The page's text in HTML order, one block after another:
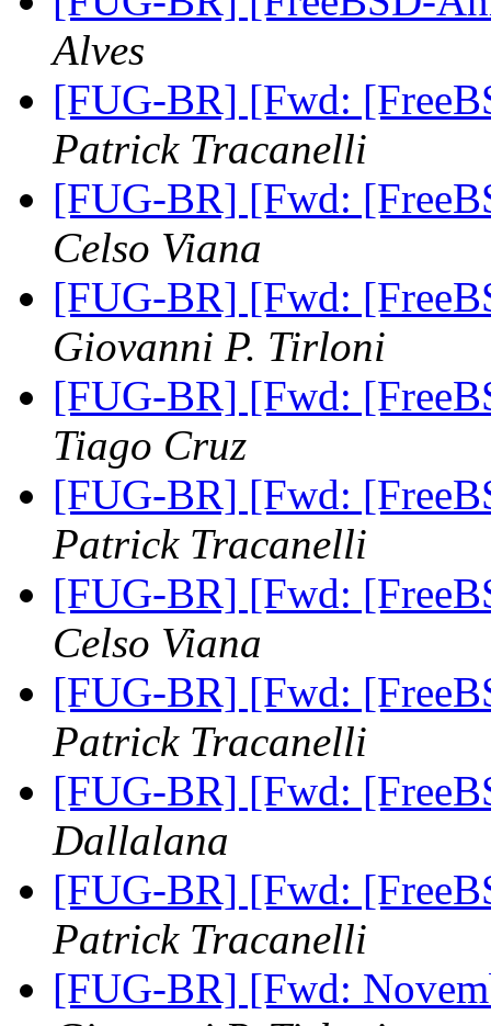
Alves
[FUG-BR] [Fwd:
Patrick Tracanelli
[FUG-BR] [Fwd:
Celso Viana
[FUG-BR] [Fwd:
Giovanni P. Tirloni
[FUG-BR] [Fwd:
Tiago Cruz
[FUG-BR] [Fwd:
Patrick Tracanelli
[FUG-BR] [Fwd:
Celso Viana
[FUG-BR] [Fwd:
Patrick Tracanelli
[FUG-BR] [Fwd:
Dallalana
[FUG-BR] [Fwd:
Patrick Tracanelli
[FUG-BR] [Fwd: